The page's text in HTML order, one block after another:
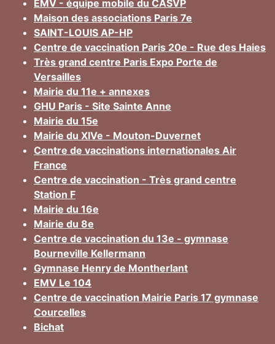
EMV - équipe mobile du CASVP
Maison des associations Paris 7e
SAINT-LOUIS AP-HP
Centre de vaccination Paris 20e - Rue des Haies
Très grand centre Paris Expo Porte de
Versailles
Mairie du 11e + annexes
GHU Paris - Site Sainte Anne
Mairie du 15e
Mairie du XIVe - Mouton-Duvernet
Centre de vaccinations internationales Air
France
Centre de vaccination - Très grand centre
Station F
Mairie du 16e
Mairie du 8e
Centre de vaccination du 13e - gymnase
Bourneville Kellermann
Gymnase Henry de Montherlant
EMV Le 104
Centre de vaccination Mairie Paris 17 gymnase
Courcelles
Bichat